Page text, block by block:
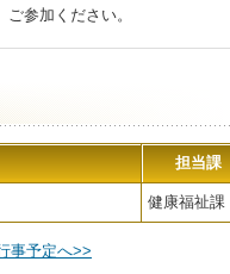
参加ください。
担当課
健康福祉課
事予定へ>>